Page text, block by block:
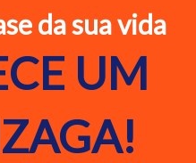
da sua vida
UM